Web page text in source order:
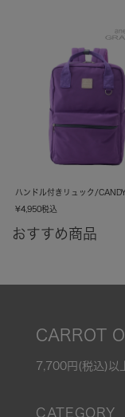
ハンドル付きリュック/
¥4,950税込
おすすめ商品
CARROT
7,700円(税込)以